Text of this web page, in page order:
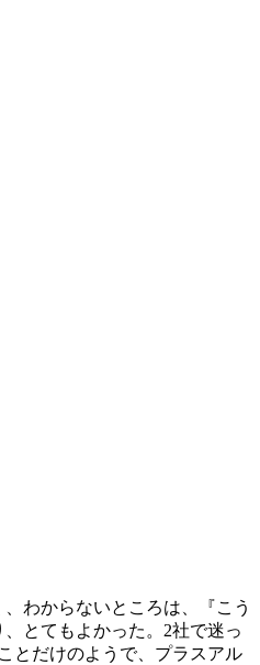
わからないところは、『こう
とてもよかった。2社で迷っ
とだけのようで、プラスアル